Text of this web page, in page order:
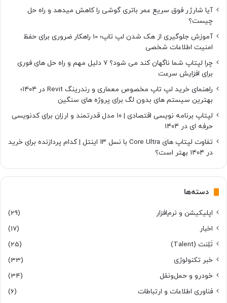
آیا شارژر فوق سریع عمر باتری گوشی را کاهش میدهد و راه حل
چیست؟
آموزش جلوگیری از هک شدن لپ تاپ؛ 10 راهکار ضروری برای حفظ
امنیت اطلاعات شخصی
چرا لپتاپ شما ناگهان کند می شود؟ ۷ دلیل مهم و راه حل های فوری
برای افزایش سرعت
راهنمای خرید لپ تاپ مخصوص معماری و رندرینگ Revit در ۱۴۰۴؛
بهترین سیستم های بدون لگ برای پروژه های سنگین
لپتاپ برنامه نویسی اقتصادی | ۱۰ مدل قدرتمند و ارزان برای کدنویسی
حرفه ای در ۱۴۰۴
تفاوت لپتاپ های Core Ultra با نسل ۱۳ اینتل | کدام پردازنده برای خرید
در ۱۴۰۴ بهتر است؟
دسته‌ها
اپلیکیشن و نرم‌افزار
(29)
اخبار
(17)
تَلِنت (Talent)
(25)
خبر تکنولوژی
(33)
خودرو و حمل‌و‌نقل
(34)
فناوری اطلاعات و ارتباطات
(6)